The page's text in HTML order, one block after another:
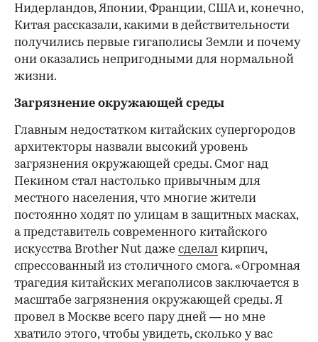
Нидерландов, Японии, Франции, США и, конечно,
Китая рассказали, какими в действительности
получились первые гигаполисы Земли и почему
они оказались непригодными для нормальной
жизни.
Загрязнение окружающей среды
Главным недостатком китайских супергородов
архитекторы назвали высокий уровень
загрязнения окружающей среды. Смог над
Пекином стал настолько привычным для
местного населения, что многие жители
постоянно ходят по улицам в защитных масках,
а представитель современного китайского
искусства Brother Nut даже сделал кирпич,
спрессованный из столичного смога. «Огромная
трагедия китайских мегаполисов заключается в
масштабе загрязнения окружающей среды. Я
провел в Москве всего пару дней — но мне
хватило этого, чтобы увидеть, сколько у вас